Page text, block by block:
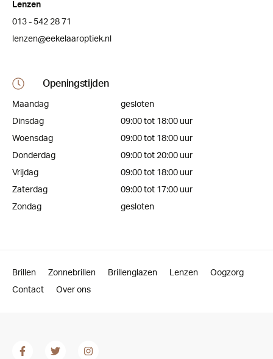
Lenzen
013 - 542 28 71
lenzen@eekelaaroptiek.nl
Openingstijden
Maandag
gesloten
Dinsdag
09:00 tot 18:00 uur
Woensdag
09:00 tot 18:00 uur
Donderdag
09:00 tot 20:00 uur
Vrijdag
09:00 tot 18:00 uur
Zaterdag
09:00 tot 17:00 uur
Zondag
gesloten
Brillen Zonnebrillen Brillenglazen Lenzen
Oogzorg
Contact
Over ons